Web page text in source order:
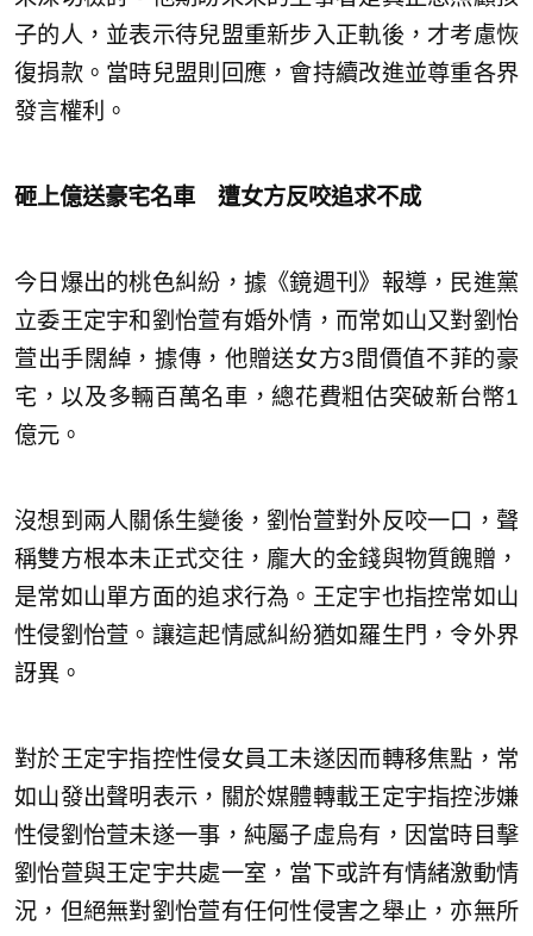
子的人，並表示待兒盟重新步入正軌後，才考慮恢
復捐款。當時兒盟則回應，會持續改進並尊重各界
發言權利。
砸上億送豪宅名車 遭女方反咬追求不成
今日爆出的桃色糾紛，據《鏡週刊》報導，民進黨
立委王定宇和劉怡萱有婚外情，而常如山又對劉怡
萱出手闊綽，據傳，他贈送女方3間價值不菲的豪
宅，以及多輛百萬名車，總花費粗估突破新台幣1
億元。
沒想到兩人關係生變後，劉怡萱對外反咬一口，聲
稱雙方根本未正式交往，龐大的金錢與物質餽贈，
是常如山單方面的追求行為。王定宇也指控常如山
性侵劉怡萱。讓這起情感糾紛猶如羅生門，令外界
訝異。
對於王定宇指控性侵女員工未遂因而轉移焦點，常
如山發出聲明表示，關於媒體轉載王定宇指控涉嫌
性侵劉怡萱未遂一事，純屬子虛烏有，因當時目擊
劉怡萱與王定宇共處一室，當下或許有情緒激動情
況，但絕無對劉怡萱有任何性侵害之舉止，亦無所